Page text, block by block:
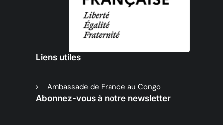
Liens utiles
Ambassade de France au Congo
Abonnez-vous à notre newsletter